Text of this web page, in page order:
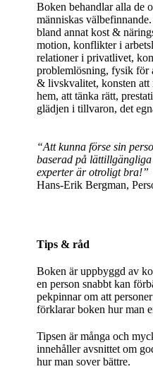
Boken behandlar alla de
människas
bland annat kost &
motion, konflikter i
relationer i privatlivet,
problemlösning, fysik för
& livskvalitet, konsten att
hem, att tänka rätt,
glädjen i tillvaron, det
“Att kunna förse sin
baserad på lättillgängliga
experter är otroligt bra!”
Hans-Erik Bergman,
Tips & råd
Boken är uppbyggd av
en person snabbt kan
pekpinnar om att
förklarar boken hur man
Tipsen är många och
innehåller avsnittet om
hur man sover bättre.